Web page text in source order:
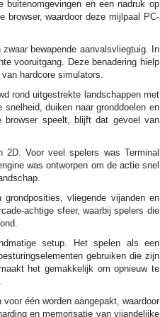
en een nadruk op
waardoor deze mijlpaal PC-
bewapende aanvalsvliegtuig. In
vooruitgang. Deze benadering hielp
hardcore simulators.
rond uitgestrekte landschappen met
duiken naar gronddoelen en
browser speelt, blijft dat gevoel van
Voor veel spelers was Terminal
was ontworpen om de actie snel
vliegende vijanden en
achtige sfeer, waarbij spelers die
setup. Het spelen als een
gebruiken die zijn
het gemakkelijk om opnieuw te
één worden aangepakt, waardoor
en memorisatie van vijandelijke